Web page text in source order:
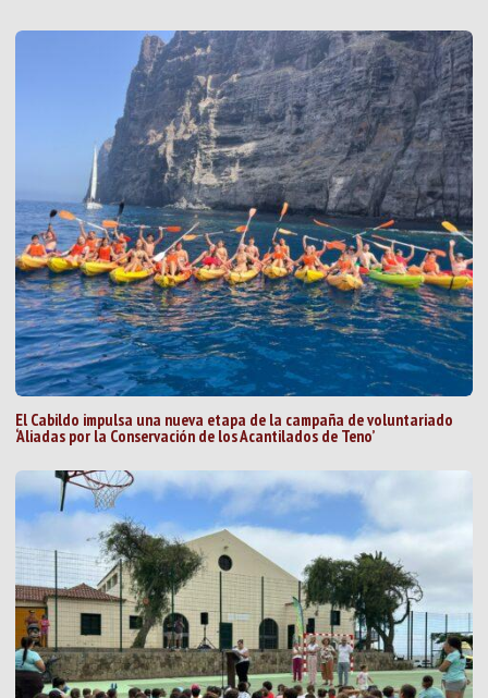
El Cabildo impulsa una nueva etapa de la campaña de voluntariado
‘Aliadas por la Conservación de los Acantilados de Teno’